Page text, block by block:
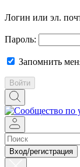
Логин или эл.
Пароль:
Запомнить
Войти
Вход/регистрация